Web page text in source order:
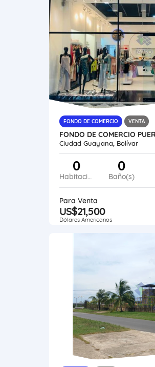
FONDO DE COMERCIO VENTA
Ciudad Guayana, Bolívar
0
Habitaciones
0
Baño(s)
Para Venta
US$21,500
Dólares Americanos